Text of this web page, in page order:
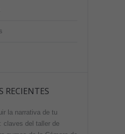
RECIENTES
la narrativa de tu
claves del taller de